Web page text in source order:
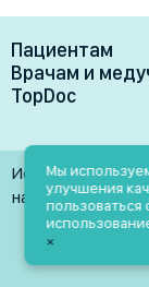
Пациентам
Врачи
Клиники
Лаборатории
Услуги
Блог
Акции и скидки
Врачам и
Преимущества
Врачам
TopDoc
Контакты
Помощь
Использование
наличии
Мы
улучшения
пользоваться
×